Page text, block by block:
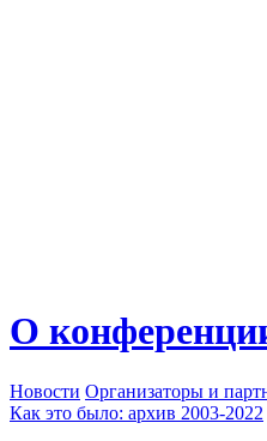
О
Новости Организаторы и
Как это было: архив 2003-2022